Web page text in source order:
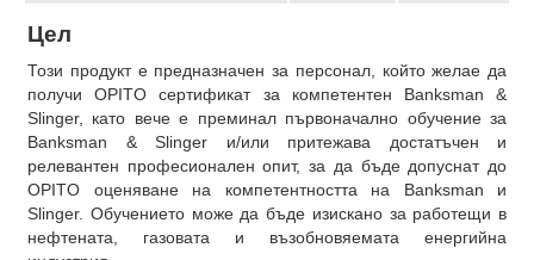
Цел
Този продукт е предназначен за персонал, който желае да
получи OPITO сертификат за компетентен Banksman &
Slinger, като вече е преминал първоначално обучение за
Banksman & Slinger и/или притежава достатъчен и
релевантен професионален опит, за да бъде допуснат до
OPITO оценяване на компетентността на Banksman и
Slinger. Обучението може да бъде изискано за работещи в
нефтената, газовата и възобновяемата енергийна